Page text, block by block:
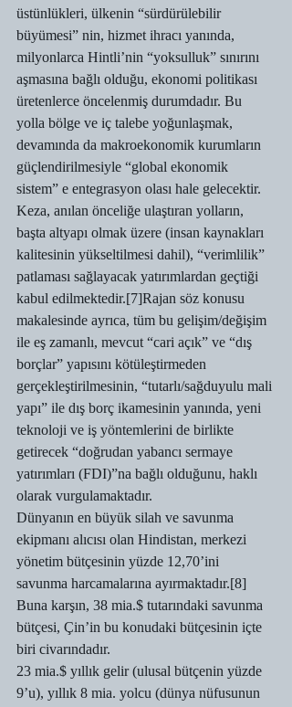
üstünlükleri, ülkenin “sürdürülebilir
büyümesi” nin, hizmet ihracı yanında,
milyonlarca Hintli’nin “yoksulluk” sınırını
aşmasına bağlı olduğu, ekonomi politikası
üretenlerce öncelenmiş durumdadır. Bu
yolla bölge ve iç talebe yoğunlaşmak,
devamında da makroekonomik kurumların
güçlendirilmesiyle “global ekonomik
sistem” e entegrasyon olası hale gelecektir.
Keza, anılan önceliğe ulaştıran yolların,
başta altyapı olmak üzere (insan kaynakları
kalitesinin yükseltilmesi dahil), “verimlilik”
patlaması sağlayacak yatırımlardan geçtiği
kabul edilmektedir.[7]Rajan söz konusu
makalesinde ayrıca, tüm bu gelişim/değişim
ile eş zamanlı, mevcut “cari açık” ve “dış
borçlar” yapısını kötüleştirmeden
gerçekleştirilmesinin, “tutarlı/sağduyulu mali
yapı” ile dış borç ikamesinin yanında, yeni
teknoloji ve iş yöntemlerini de birlikte
getirecek “doğrudan yabancı sermaye
yatırımları (FDI)”na bağlı olduğunu, haklı
olarak vurgulamaktadır.
Dünyanın en büyük silah ve savunma
ekipmanı alıcısı olan Hindistan, merkezi
yönetim bütçesinin yüzde 12,70’ini
savunma harcamalarına ayırmaktadır.[8]
Buna karşın, 38 mia.$ tutarındaki savunma
bütçesi, Çin’in bu konudaki bütçesinin içte
biri civarındadır.
23 mia.$ yıllık gelir (ulusal bütçenin yüzde
9’u), yıllık 8 mia. yolcu (dünya nüfusunun